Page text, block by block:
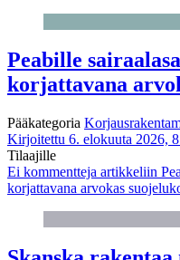
Peabille
korjattavana
Pääkategoria
Kirjoitettu 6. elokuuta 2026,
Tilaajille
Ei kommentteja artikkeliin
korjattavana arvokas